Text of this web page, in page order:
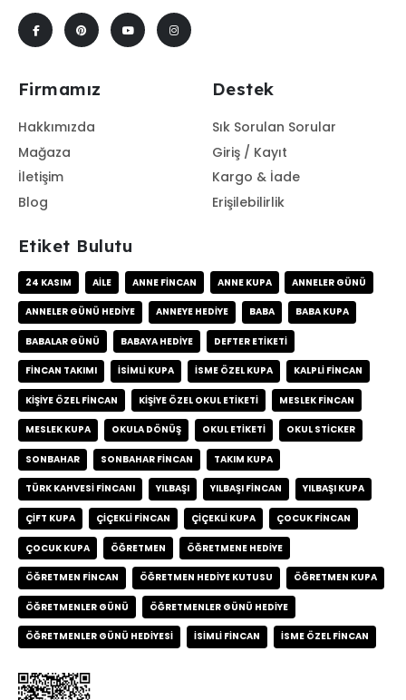
Firmamız
Hakkımızda
Mağaza
İletişim
Blog
Destek
Sık Sorulan Sorular
Giriş / Kayıt
Kargo & İade
Erişilebilirlik
Etiket Bulutu
24 KASIM AILE ANNE FINCAN ANNE KUPA ANNELER GÜNÜ
ANNELER GÜNÜ HEDIYE ANNEYE HEDIYE BABA BABA KUPA
BABALAR GÜNÜ BABAYA HEDIYE DEFTER ETIKETI
FINCAN TAKIMI ISIMLI KUPA ISME ÖZEL KUPA KALPLI FINCAN
KIŞIYE ÖZEL FINCAN KIŞIYE ÖZEL OKUL ETIKETI MESLEK FINCAN
MESLEK KUPA OKULA DÖNÜŞ OKUL ETIKETI OKUL STICKER
SONBAHAR SONBAHAR FINCAN TAKIM KUPA
TÜRK KAHVESI FINCANI YILBAŞI YILBAŞI FINCAN YILBAŞI KUPA
ÇIFT KUPA ÇIÇEKLI FINCAN ÇIÇEKLI KUPA ÇOCUK FINCAN
ÇOCUK KUPA ÖĞRETMEN ÖĞRETMENE HEDIYE
ÖĞRETMEN FINCAN ÖĞRETMEN HEDIYE KUTUSU ÖĞRETMEN KUPA
ÖĞRETMENLER GÜNÜ ÖĞRETMENLER GÜNÜ HEDIYE
ÖĞRETMENLER GÜNÜ HEDIYESI İSIMLI FINCAN İSME ÖZEL FINCAN